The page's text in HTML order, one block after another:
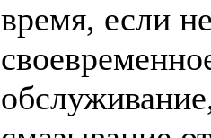
время, если